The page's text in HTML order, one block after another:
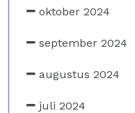
oktober 2024
september 2024
augustus 2024
juli 2024